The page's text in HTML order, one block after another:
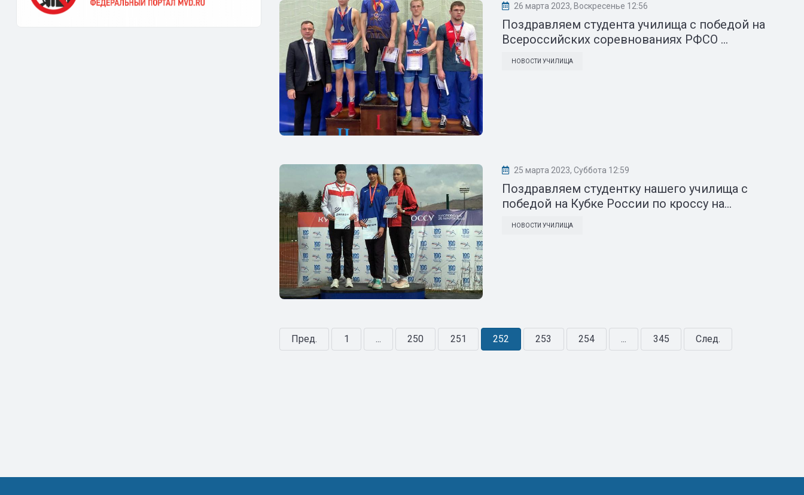
26 марта 2023, Воскресенье 12:56
Поздравляем студента училища с победой на
Всероссийских соревнованиях РФСО ...
НОВОСТИ УЧИЛИЩА
25 марта 2023, Суббота 12:59
Поздравляем студентку нашего училища с
победой на Кубке России по кроссу на...
НОВОСТИ УЧИЛИЩА
Пред. 1 ... 250 251 252 253 254 ... 345 След.